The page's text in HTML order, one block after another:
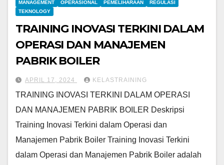
MANAGEMENT
OPERASIONAL PEMELIHARAAN
REGULASI
TEKNOLOGY
TRAINING INOVASI TERKINI DALAM
OPERASI DAN MANAJEMEN
PABRIK BOILER
APRIL 17, 2024 KELASTRAINING
TRAINING INOVASI TERKINI DALAM OPERASI
DAN MANAJEMEN PABRIK BOILER Deskripsi
Training Inovasi Terkini dalam Operasi dan
Manajemen Pabrik Boiler Training Inovasi Terkini
dalam Operasi dan Manajemen Pabrik Boiler adalah